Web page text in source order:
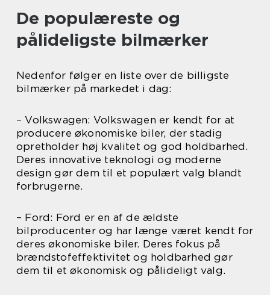
De populæreste og
pålideligste bilmærker
Nedenfor følger en liste over de billigste
bilmærker på markedet i dag:
– Volkswagen: Volkswagen er kendt for at
producere økonomiske biler, der stadig
opretholder høj kvalitet og god holdbarhed.
Deres innovative teknologi og moderne
design gør dem til et populært valg blandt
forbrugerne.
– Ford: Ford er en af de ældste
bilproducenter og har længe været kendt for
deres økonomiske biler. Deres fokus på
brændstofeffektivitet og holdbarhed gør
dem til et økonomisk og pålideligt valg.